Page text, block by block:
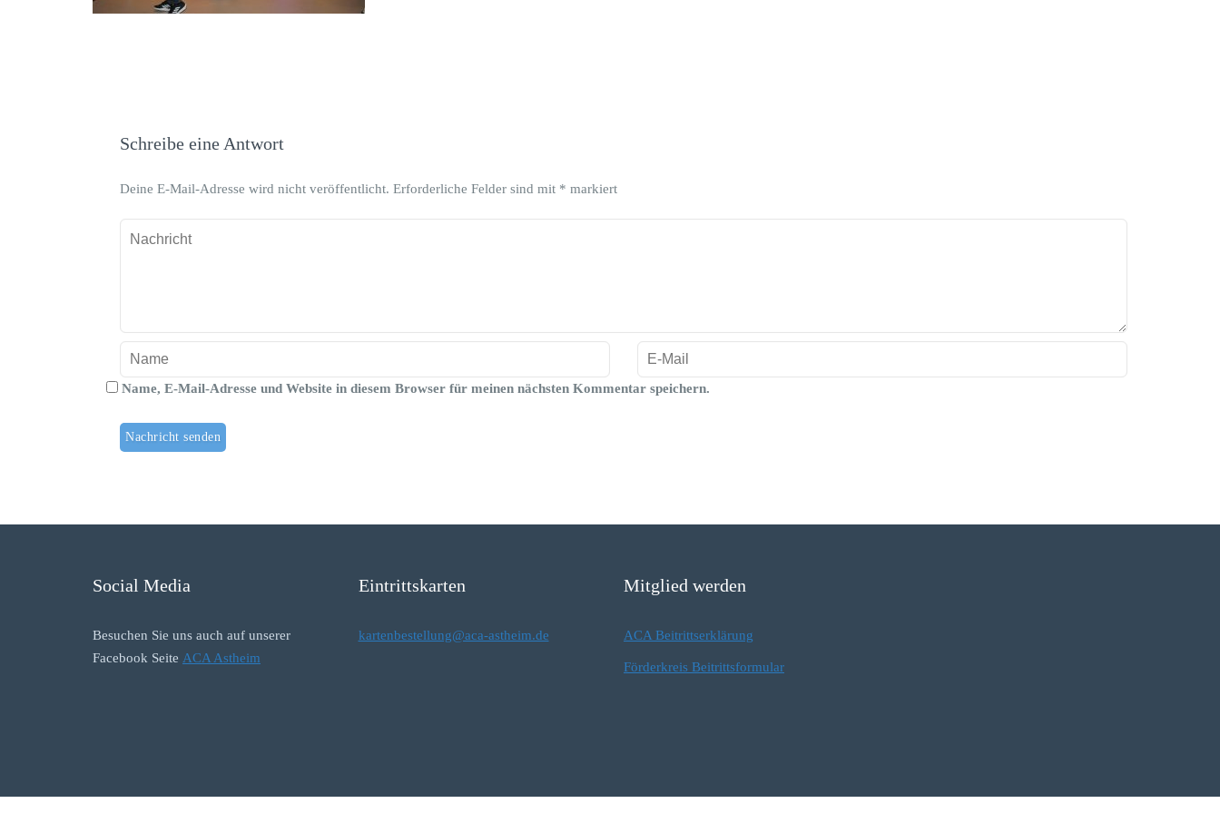
Schreibe eine Antwort
Deine E-Mail-Adresse wird nicht veröffentlicht. Erforderliche Felder sind mit * markiert
Name, E-Mail-Adresse und Website in diesem Browser für meinen nächsten Kommentar speichern.
Social Media
Besuchen Sie uns auch auf unserer
Facebook Seite ACA Astheim
Eintrittskarten
kartenbestellung@aca-astheim.de
Mitglied werden
ACA Beitrittserklärung
Förderkreis Beitrittsformular